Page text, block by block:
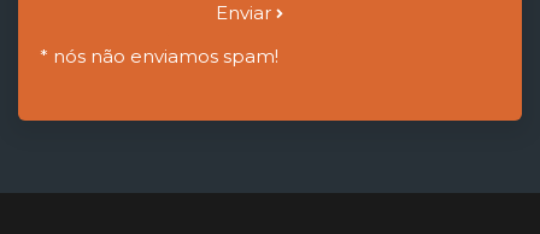
Enviar
* nós não enviamos spam!